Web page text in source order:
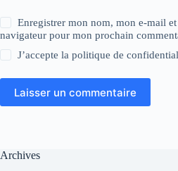
Enregistrer mon nom, mon e-mail
navigateur pour mon prochain
J’accepte lapolitique de
Laisser un commentaire
Archives